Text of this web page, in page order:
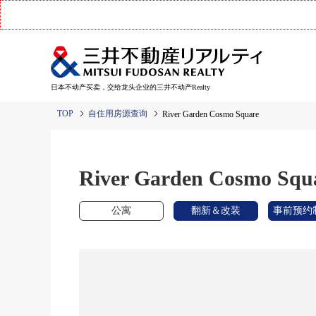
日本不动产买卖，交给龙头企业的三井不动产Realty
TOP 自住用房源查询 River Garden Cosmo Square
River Garden Cosmo
公寓 翻新＆改装 事前预约